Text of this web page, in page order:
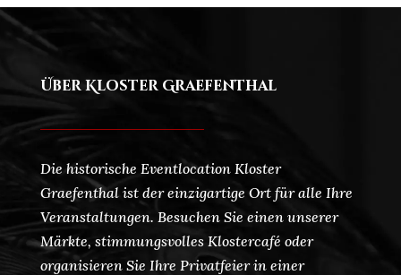
Über Kloster Graefenthal
Die historische Eventlocation Kloster
Graefenthal ist der einzigartige Ort für alle Ihre
Veranstaltungen. Besuchen Sie einen unserer
Märkte, stimmungsvolles Klostercafé oder
organisieren Sie Ihre Privatfeier in einer